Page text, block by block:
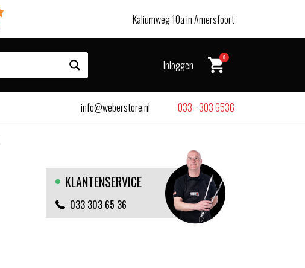
Kaliumweg 10a in Amersfoort
Inloggen
0
info@weberstore.nl 033 - 303 6536
KLANTENSERVICE
033 303 65 36